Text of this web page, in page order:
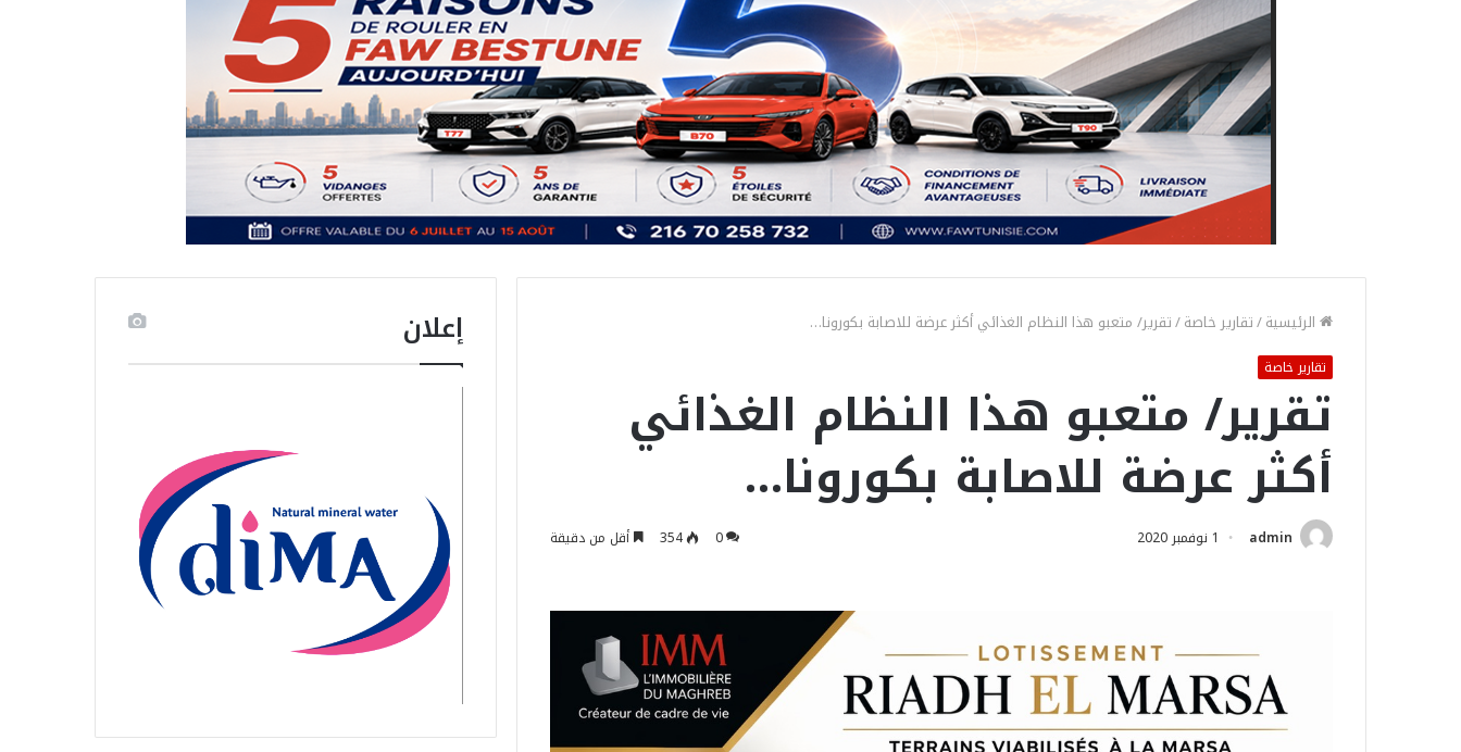
الرئيسية/تقارير خاصة/تقرير/ متعبو هذا النظام الغذائي أكثر عرضة للاصابة بكورونا…
تقارير خاصة
تقرير/ متعبو هذا النظام الغذائي
أكثر عرضة للاصابة بكورونا…
admin 1 نوفمبر 2020 0
354 أقل من دقيقة
إعلان